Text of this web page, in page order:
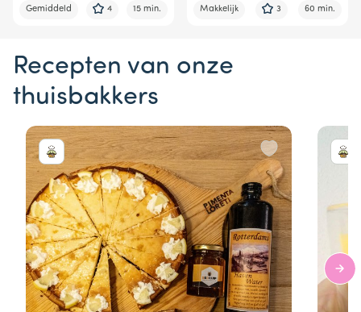
Gemiddeld 4 15 min. Makkelijk 3 60 min.
Recepten van onze
thuisbakkers